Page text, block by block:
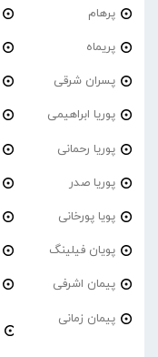
پرهام
پریماه
پسران شرقی
پوریا ابراهیمی
پوریا رحمانی
پوریا صدر
پویا پورخانی
پویان فیلینگ
پیمان اشرفی
پیمان زمانی